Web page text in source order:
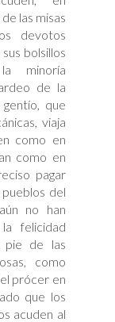
las misas
devotos
bolsillos
minoría
de la
que
viaja
como en
como en
pagar
del
no han
felicidad
pie de las
como
prócer en
que los
acuden al